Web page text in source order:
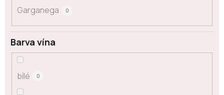
Garganega 0
Barva vína
bílé 0